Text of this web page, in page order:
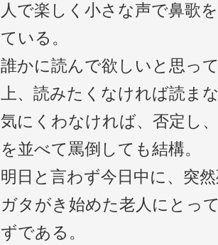
人で楽しく小さな声で鼻歌
ている。
誰かに読んで欲しいと思っ
上、読みたくなければ読ま
気にくわなければ、否定し
を並べて罵倒しても結構。
明日と言わず今日中に、突
ガタがき始めた老人にとっ
ずである。